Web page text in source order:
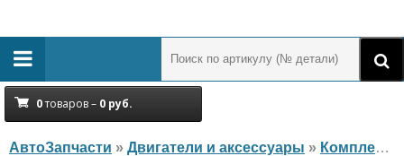
0товаров – 0 руб.
АвтоЗапчасти » Двигатели и аксессуары » Комплект ГРМ